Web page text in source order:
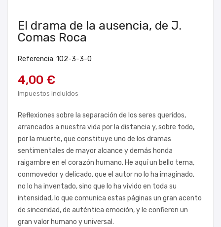
El drama de la ausencia, de J.
Comas Roca
Referencia: 102-3-3-0
4,00 €
Impuestos incluidos
Reflexiones sobre la separación de los seres queridos,
arrancados a nuestra vida por la distancia y, sobre todo,
por la muerte, que constituye uno de los dramas
sentimentales de mayor alcance y demás honda
raigambre en el corazón humano. He aquí un bello tema,
conmovedor y delicado, que el autor no lo ha imaginado,
no lo ha inventado, sino que lo ha vivido en toda su
intensidad, lo que comunica estas páginas un gran acento
de sinceridad, de auténtica emoción, y le confieren un
gran valor humano y universal.